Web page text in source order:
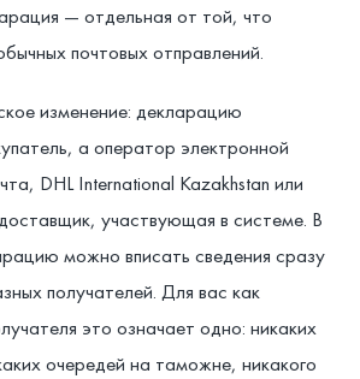
— отдельная от той, что
почтовых отправлений.
изменение: декларацию
а оператор электронной
DHL International Kazakhstan или
участвующая в системе. В
можно вписать сведения сразу
получателей. Для вас как
это означает одно: никаких
очередей на таможне, никакого